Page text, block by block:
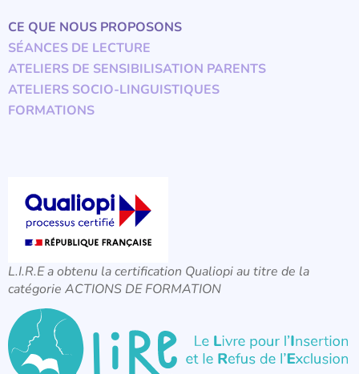
CE QUE NOUS PROPOSONS
SÉANCES DE LECTURE
ATELIERS DE SENSIBILISATION PARENTS
ATELIERS SOCIO-LINGUISTIQUES
FORMATIONS
L.I.R.E a obtenu la certification Qualiopi au titre de la
catégorie ACTIONS DE FORMATION